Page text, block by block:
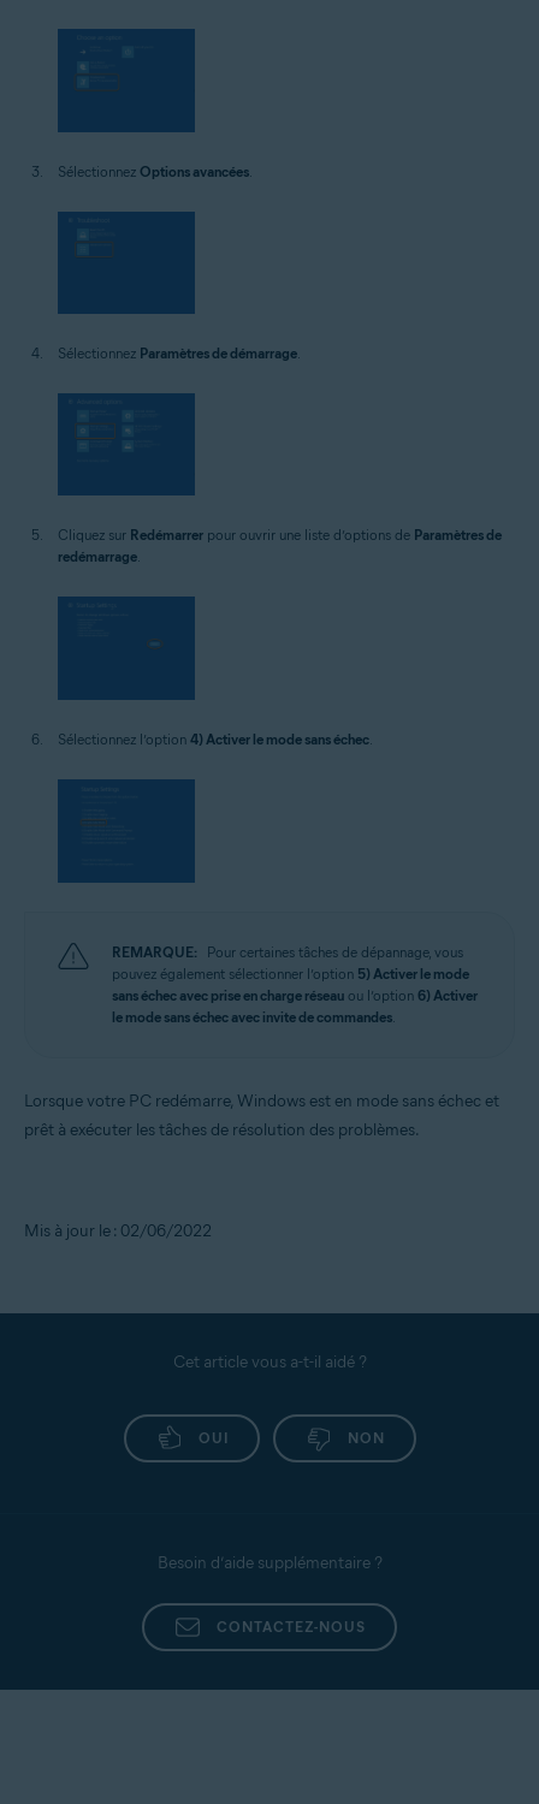
Sélectionnez Options avancées
Sélectionnez Paramètres de démarrage.
Cliquez sur Redémarrer pour ouvrir une liste d’options de Paramètres de
redémarrage.
Sélectionnez l’option 4) Activer le mode sans échec.
REMARQUE:
Pour certaines tâches de dépannage, vous
pouvez également sélectionner l’option 5) Activer le mode
sans échec avec prise en charge réseau ou l’option 6) Activer
le mode sans échec avec invite de commandes
Lorsque votre PC redémarre, Windows est en mode sans échec et
prêt à exécuter les tâches de résolution des problèmes.
Mis à jour le : 02/06/2022
Cet article vous a-t-il aidé ?
OUI NON
Besoin d’aide supplémentaire ?
CONTACTEZ-NOUS